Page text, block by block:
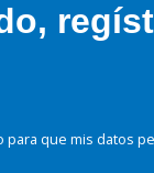
para que mis datos